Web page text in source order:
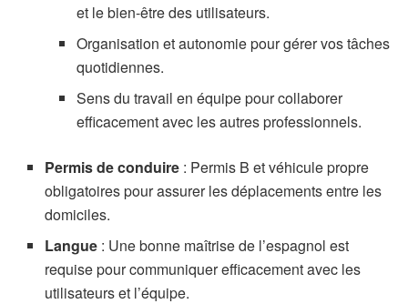
et le bien-être des utilisateurs.
Organisation et autonomie pour gérer vos tâches
quotidiennes.
Sens du travail en équipe pour collaborer
efficacement avec les autres professionnels.
Permis de conduire : Permis B et véhicule propre
obligatoires pour assurer les déplacements entre les
domiciles.
Langue : Une bonne maîtrise de l’espagnol est
requise pour communiquer efficacement avec les
utilisateurs et l’équipe.